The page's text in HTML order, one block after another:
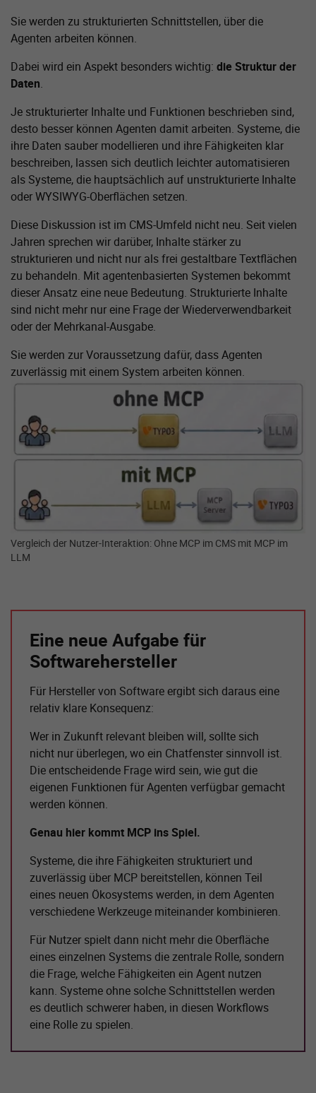
Zeige größere Version von:
Vergleich der Nutzer-Interaktion: Ohne MCP im CMS mit MCP im
LLM
Sie werden zu strukturierten Schnittstellen, über die
Agenten arbeiten können.
Dabei wird ein Aspekt besonders wichtig: die Struktur der
Daten.
Je strukturierter Inhalte und Funktionen beschrieben sind,
desto besser können Agenten damit arbeiten. Systeme, die
ihre Daten sauber modellieren und ihre Fähigkeiten klar
beschreiben, lassen sich deutlich leichter automatisieren
als Systeme, die hauptsächlich auf unstrukturierte Inhalte
oder WYSIWYG-Oberflächen setzen.
Diese Diskussion ist im CMS-Umfeld nicht neu. Seit vielen
Jahren sprechen wir darüber, Inhalte stärker zu
strukturieren und nicht nur als frei gestaltbare Textflächen
zu behandeln. Mit agentenbasierten Systemen bekommt
dieser Ansatz eine neue Bedeutung. Strukturierte Inhalte
sind nicht mehr nur eine Frage der Wiederverwendbarkeit
oder der Mehrkanal-Ausgabe.
Sie werden zur Voraussetzung dafür, dass Agenten
zuverlässig mit einem System arbeiten können.
Eine neue Aufgabe für
Softwarehersteller
Für Hersteller von Software ergibt sich daraus eine
relativ klare Konsequenz:
Wer in Zukunft relevant bleiben will, sollte sich
nicht nur überlegen, wo ein Chatfenster sinnvoll ist.
Die entscheidende Frage wird sein, wie gut die
eigenen Funktionen für Agenten verfügbar gemacht
werden können.
Genau hier kommt MCP ins Spiel.
Systeme, die ihre Fähigkeiten strukturiert und
zuverlässig über MCP bereitstellen, können Teil
eines neuen Ökosystems werden, in dem Agenten
verschiedene Werkzeuge miteinander kombinieren.
Für Nutzer spielt dann nicht mehr die Oberfläche
eines einzelnen Systems die zentrale Rolle, sondern
die Frage, welche Fähigkeiten ein Agent nutzen
kann. Systeme ohne solche Schnittstellen werden
es deutlich schwerer haben, in diesen Workflows
eine Rolle zu spielen.